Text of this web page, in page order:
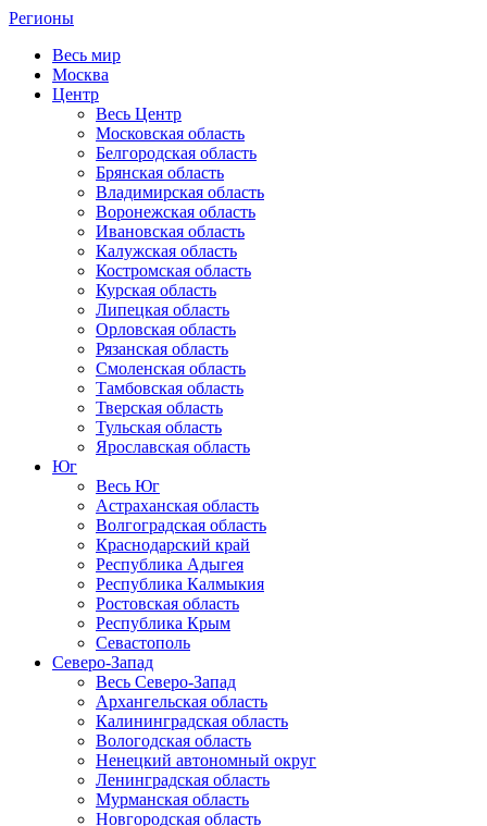
Регионы
Весь мир
Москва
Центр
Весь Центр
Московская область
Белгородская область
Брянская область
Владимирская область
Воронежская область
Ивановская область
Калужская область
Костромская область
Курская область
Липецкая область
Орловская область
Рязанская область
Смоленская область
Тамбовская область
Тверская область
Тульская область
Ярославская область
Юг
Весь Юг
Астраханская область
Волгоградская область
Краснодарский край
Республика Адыгея
Республика Калмыкия
Ростовская область
Республика Крым
Севастополь
Северо-Запад
Весь Северо-Запад
Архангельская область
Калининградская область
Вологодская область
Ненецкий автономный округ
Ленинградская область
Мурманская область
Новгородская область